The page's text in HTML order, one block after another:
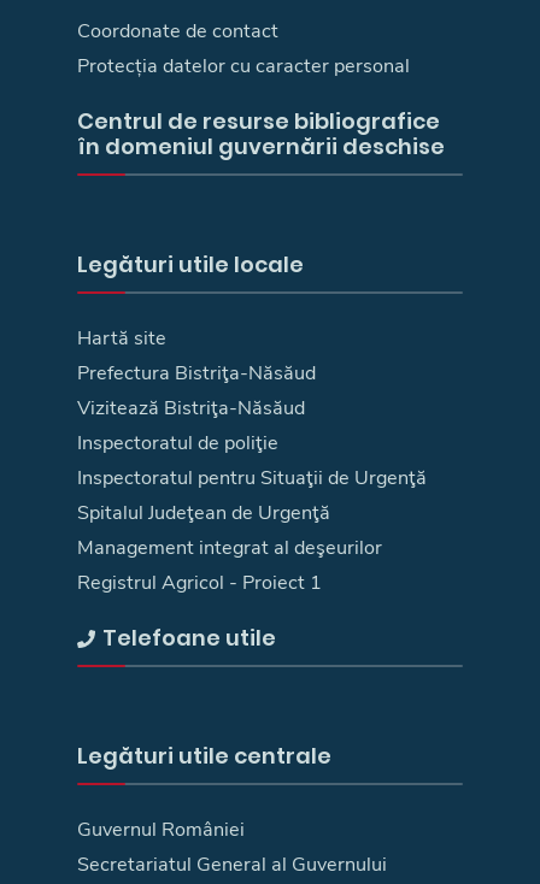
Coordonate de contact
Protecția datelor cu caracter personal
Centrul de resurse bibliografice
în domeniul guvernării deschise
Legături utile locale
Hartă site
Prefectura Bistriţa-Năsăud
Vizitează Bistriţa-Năsăud
Inspectoratul de poliţie
Inspectoratul pentru Situaţii de Urgenţă
Spitalul Judeţean de Urgenţă
Management integrat al deşeurilor
Registrul Agricol - Proiect 1
Telefoane utile
Legături utile centrale
Guvernul României
Secretariatul General al Guvernului